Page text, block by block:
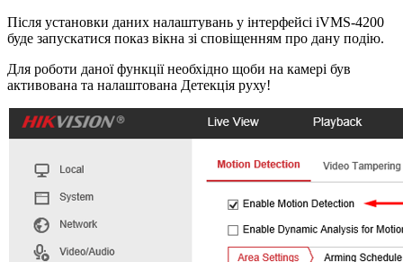
Після установки даних налаштувань у інтерфейсі iVMS-4200
буде запускатися показ вікна зі сповіщенням про дану подію.
Для роботи даної функції необхідно щоби на камері був
активована та налаштована Детекція руху!